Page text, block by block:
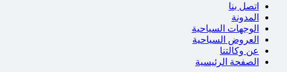
اتصل بنا
المدونة
الوجهات السياحية
العروض السياحية
عن وكالتنا
الصفحة الرئيسية